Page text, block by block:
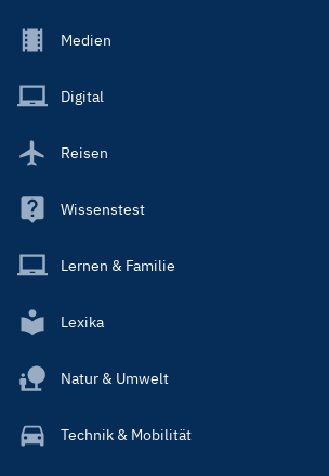
Footer
Main
Medien
Digital
Reisen
Wissenstest
Lernen & Familie
Lexika
Natur & Umwelt
Technik & Mobilität